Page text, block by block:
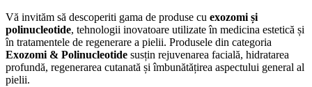
Vă invităm să descoperiti gama de produse cu exozomi și
polinucleotide, tehnologii inovatoare utilizate în medicina estetică și
în tratamentele de regenerare a pielii. Produsele din categoria
Exozomi & Polinucleotide susțin rejuvenarea facială, hidratarea
profundă, regenerarea cutanată și îmbunătățirea aspectului general al
pielii.